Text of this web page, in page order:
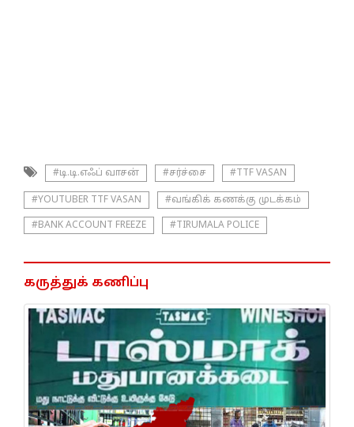
#டி.டி.எஃப் வாசன் #சர்ச்சை #TTF VASAN
#YOUTUBER TTF VASAN #வங்கிக் கணக்கு முடக்கம்
#BANK ACCOUNT FREEZE #TIRUMALA POLICE
கருத்துக் கணிப்பு